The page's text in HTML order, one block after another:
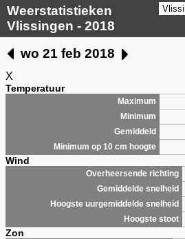
Weerstatistieken
Vlissingen - 2018
wo 21 feb 2018
X
Temperatuur
Maximum
Minimum
Gemiddeld
Minimum op 10 cm hoogte
Wind
Overheersende richting
Gemiddelde snelheid
Hoogste uurgemiddelde snelheid
Hoogste stoot
Zon